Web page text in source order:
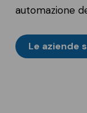
automazione
Le aziende